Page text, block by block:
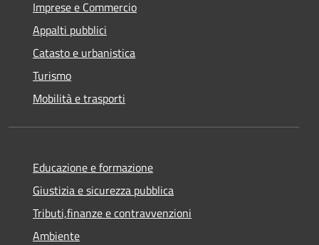
Imprese e Commercio
Appalti pubblici
Catasto e urbanistica
Turismo
Mobilità e trasporti
Educazione e formazione
Giustizia e sicurezza pubblica
Tributi,finanze e contravvenzioni
Ambiente